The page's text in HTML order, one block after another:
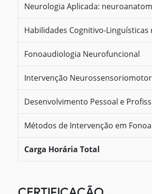
Neurologia Aplicada:
Habilidades Cognitivo-
Fonoaudiologia Neurofuncional
Intervenção
Desenvolvimento Pessoal e
Métodos de Intervenção em
Carga Horária Total